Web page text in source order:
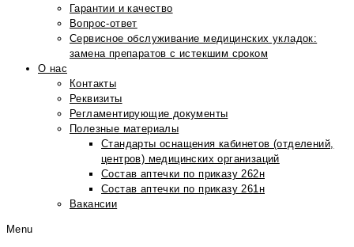
Гарантии и качество
Вопрос-ответ
Сервисное обслуживание медицинских укладок:
замена препаратов с истекшим сроком
О нас
Контакты
Реквизиты
Регламентирующие документы
Полезные материалы
Стандарты оснащения кабинетов (отделений,
центров) медицинских организаций
Состав аптечки по приказу 262н
Состав аптечки по приказу 261н
Вакансии
Menu